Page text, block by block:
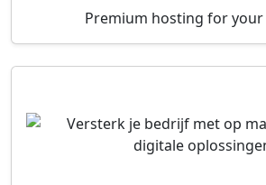
Premium hosting for